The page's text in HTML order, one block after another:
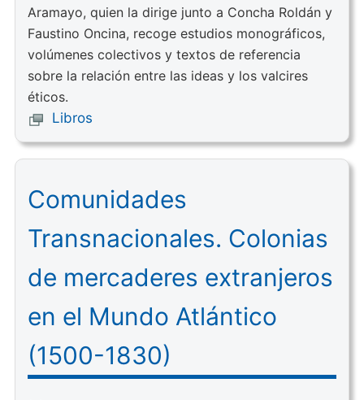
Aramayo, quien la dirige junto a Concha Roldán y
Faustino Oncina, recoge estudios monográficos,
volúmenes colectivos y textos de referencia
sobre la relación entre las ideas y los valcires
éticos.
Libros
Comunidades
Transnacionales. Colonias
de mercaderes extranjeros
en el Mundo Atlántico
(1500-1830)